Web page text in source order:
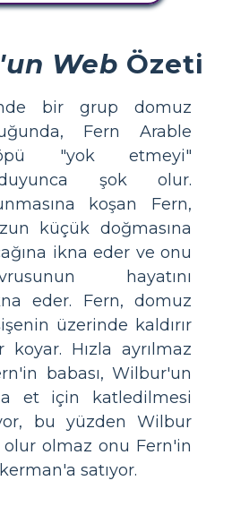
Web Özeti
bir grup domuz
Fern Arable
"yok etmeyi"
duyunca şok olur.
koşan Fern,
küçük doğmasına
ikna eder ve onu
hayatını
eder. Fern, domuz
üzerinde kaldırır
koyar. Hızla ayrılmaz
babası, Wilbur'un
et için katledilmesi
bu yüzden Wilbur
olmaz onu Fern'in
satıyor.